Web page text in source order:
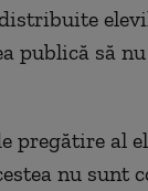
publică să
pregătire al
nu sunt